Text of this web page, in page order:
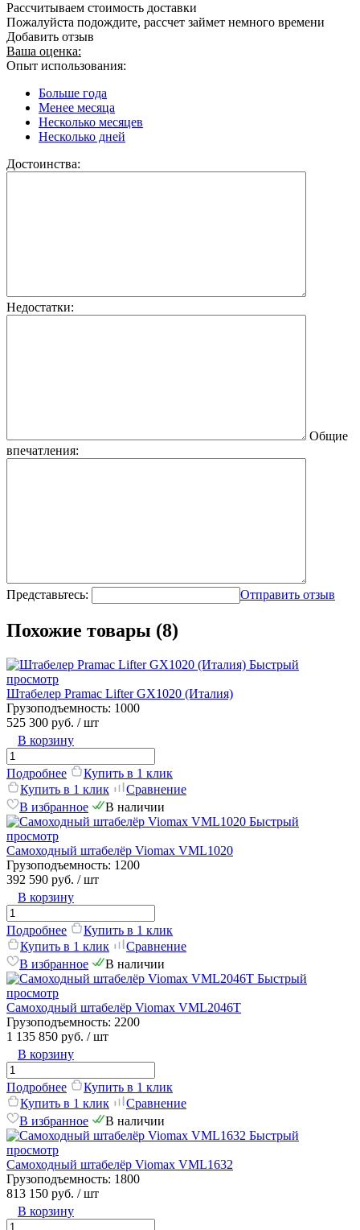
Рассчитываем стоимость доставки
Пожалуйста подождите, рассчет займет немного времени
Добавить отзыв
Ваша оценка:
Опыт использования:
Больше года
Менее месяца
Несколько месяцев
Несколько дней
Достоинства:
Недостатки:
Общие
впечатления:
Представьтесь: Отправить отзыв
Похожие товары (8)
Быстрый
просмотр
Штабелер Pramac Lifter GX1020 (Италия)
Грузоподъемность: 1000
525 300 руб. / шт
В корзину
Подробнее
Купить в 1 клик
Купить в 1 клик
Сравнение
В избранное
В наличии
Быстрый
просмотр
Самоходный штабелёр Viomax VML1020
Грузоподъемность: 1200
392 590 руб. / шт
В корзину
Подробнее
Купить в 1 клик
Купить в 1 клик
Сравнение
В избранное
В наличии
Быстрый
просмотр
Самоходный штабелёр Viomax VML2046T
Грузоподъемность: 2200
1 135 850 руб. / шт
В корзину
Подробнее
Купить в 1 клик
Купить в 1 клик
Сравнение
В избранное
В наличии
Быстрый
просмотр
Самоходный штабелёр Viomax VML1632
Грузоподъемность: 1800
813 150 руб. / шт
В корзину